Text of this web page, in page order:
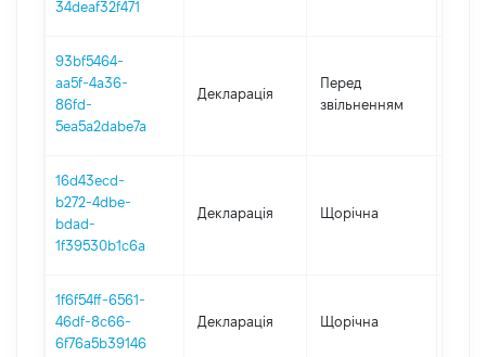
34deaf32f471
93bf5464-
aa5f-4a36-
86fd-
5ea5a2dabe7a
Декларація
Перед
звільненням
16d43ecd-
b272-4dbe-
bdad-
1f39530b1c6a
Декларація Щорічна
1f6f54ff-6561-
46df-8c66-
6f76a5b39146
Декларація Щорічна